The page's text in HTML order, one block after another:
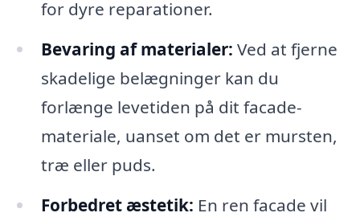
for dyre reparationer.
Bevaring af materialer: Ved at fjerne
skadelige belægninger kan du
forlænge levetiden på dit facade-
materiale, uanset om det er mursten,
træ eller puds.
Forbedret æstetik: En ren facade vil